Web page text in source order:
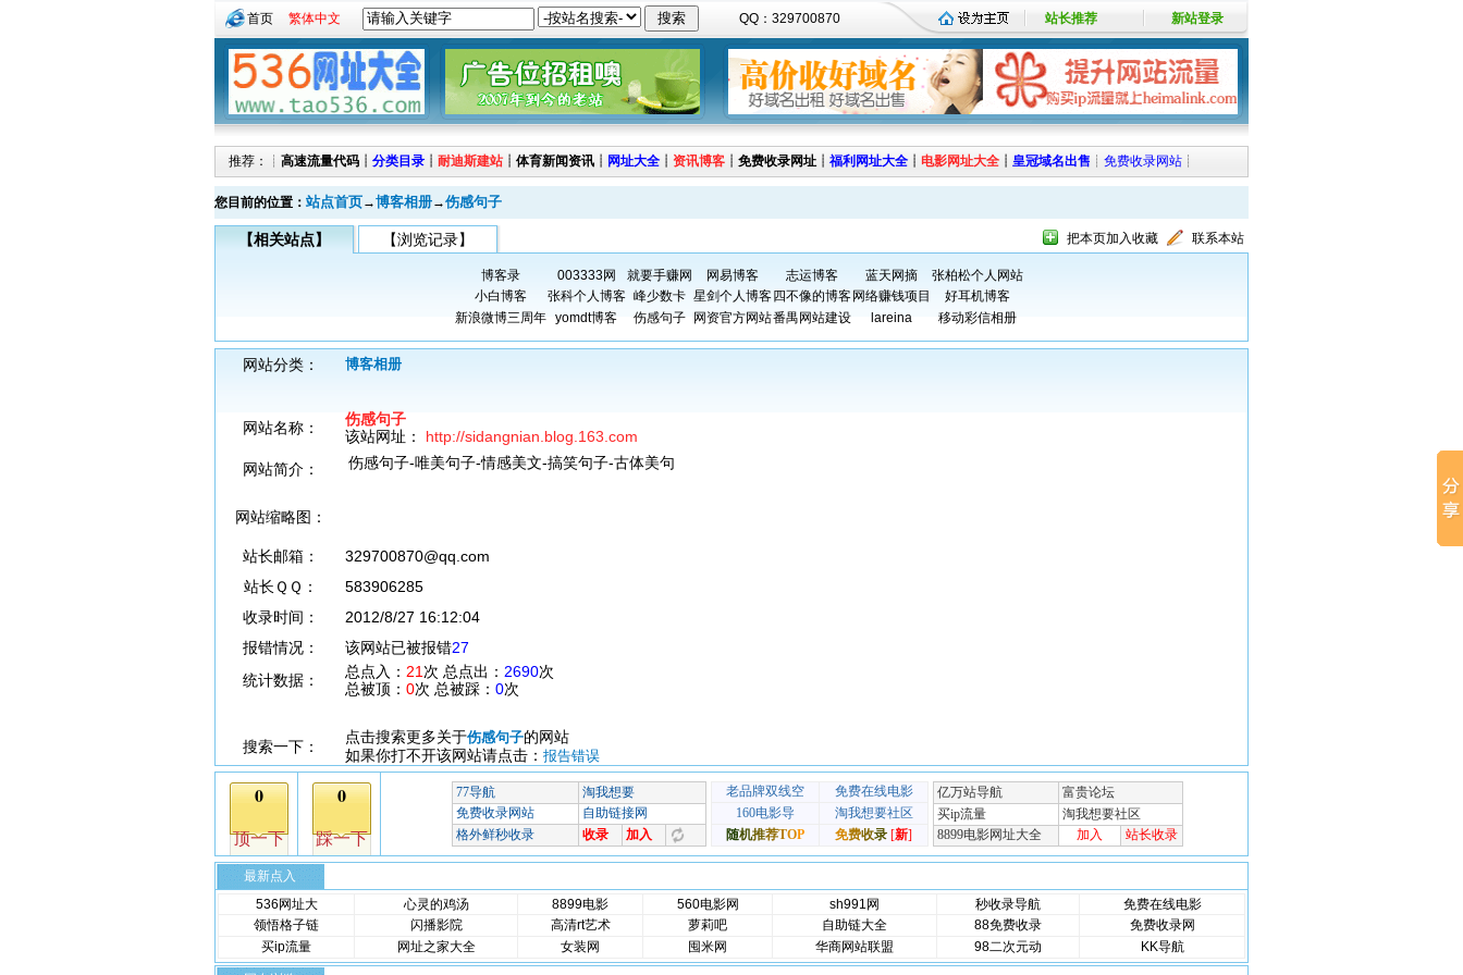
首页 繁体中文 QQ：329700870 站长推荐 新站登录
推荐：┊ 高速流量代码 ┊ 分类目录 ┊ 耐迪斯建站 ┊ 体育新闻资讯 ┊ 网址大全 ┊ 资讯博客 ┊ 免费收录网址 ┊ 福利网址大全 ┊ 电影网址大全 ┊ 皇冠域名出售 ┊ 免费收录网站 ┊
您目前的位置： 站点首页→博客相册→伤感句子
【相关站点】 【浏览记录】 把本页加入收藏 联系本站
博客录 003333网 就要手赚网 网易博客 志运博客 蓝天网摘
张柏松个人网站
小白博客
张科个人博客 峰少数卡 星剑个人博客 四不像的博客 网络赚钱项目
好耳机博客
新浪微博三周年
yomdt博客 伤感句子 网资官方网站番禺网站建设 lareina 移动彩信相册
网站分类： 博客相册
网站名称：
伤感句子
该站网址： http://sidangnian.blog.163.com
网站简介：
伤感句子-唯美句子-情感美文-搞笑句子-古体美句
网站缩略图：
站长邮箱：
329700870@qq.com
站长ＱＱ：
583906285
收录时间：
2012/8/27 16:12:04
报错情况：
该网站已被报错27
统计数据：
总点入： 21 次 总点出： 2690次
总被顶： 0次 总被踩： 0次
搜索一下：
点击搜索更多关于伤感句子的网站
如果你打不开该网站请点击： 报告错误
最新点入
536网址大
心灵的鸡汤 8899电影 560电影网 sh991网 秒收录导航
免费在线电影
领悟格子链
闪播影院 高清rt艺术 萝莉吧 自助链大全 88免费收录
免费收录网
买ip流量
网址之家大全 女装网 囤米网 华商网站联盟 98二次元动 KK导航